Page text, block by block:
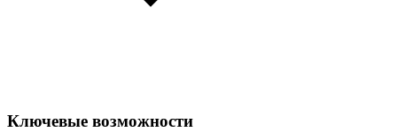
Ключевые возможности